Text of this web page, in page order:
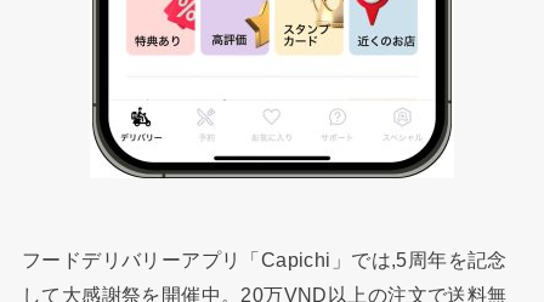
フードデリバリーアプリ「Capichi」では,5周年を記念
して大感謝祭を開催中。20万VND以上の注文で送料無